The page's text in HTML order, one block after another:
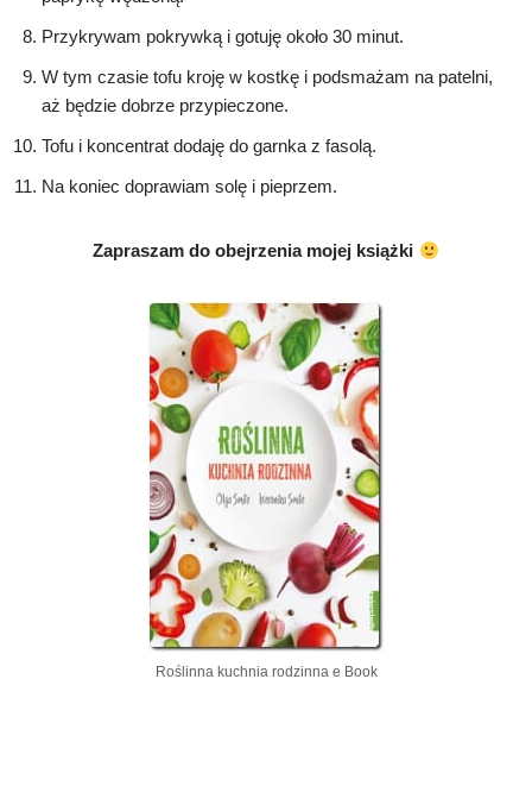
Przykrywam pokrywką i gotuję około 30 minut.
W tym czasie tofu kroję w kostkę i podsmażam na patelni,
aż będzie dobrze przypieczone.
Tofu i koncentrat dodaję do garnka z fasolą.
Na koniec doprawiam solę i pieprzem.
Zapraszam do obejrzenia mojej książki
Roślinna kuchnia rodzinna e Book